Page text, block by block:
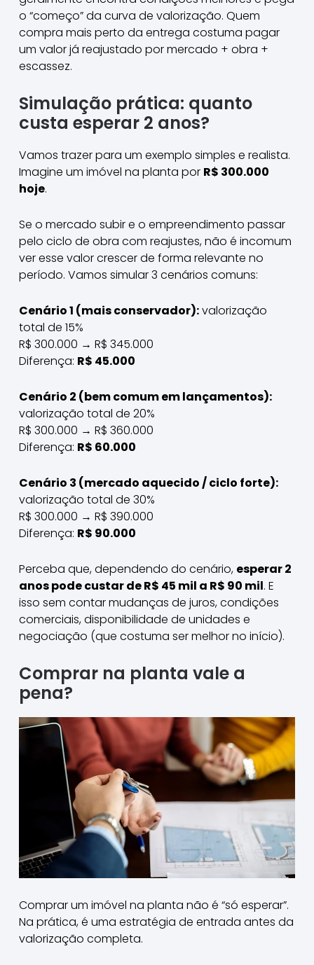
o “começo” da curva de valorização. Quem
compra mais perto da entrega costuma pagar
um valor já reajustado por mercado + obra +
escassez.
Simulação prática: quanto
custa esperar 2 anos?
Vamos trazer para um exemplo simples e realista.
Imagine um imóvel na planta por R$ 300.000
hoje.
Se o mercado subir e o empreendimento passar
pelo ciclo de obra com reajustes, não é incomum
ver esse valor crescer de forma relevante no
período. Vamos simular 3 cenários comuns:
Cenário 1 (mais conservador):valorização
total de 15%
R$ 300.000 → R$ 345.000
Diferença: R$ 45.000
Cenário 2 (bem comum em lançamentos):
valorização total de 20%
R$ 300.000 → R$ 360.000
Diferença: R$ 60.000
Cenário 3 (mercado aquecido / ciclo forte):
valorização total de 30%
R$ 300.000 → R$ 390.000
Diferença: R$ 90.000
Perceba que, dependendo do cenário, esperar 2
anos pode custar de R$ 45 mil a R$ 90 mil. E
isso sem contar mudanças de juros, condições
comerciais, disponibilidade de unidades e
negociação (que costuma ser melhor no início).
Comprar na planta vale a
pena?
Comprar um imóvel na planta não é “só esperar”.
Na prática, é uma estratégia de entrada antes da
valorização completa.